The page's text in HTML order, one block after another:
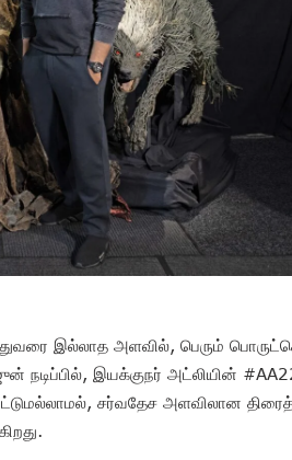
இல்லாத அளவில், பெரும்
நடிப்பில், இயக்குநர் அட்லியின்
சர்வதேச அளவிலான